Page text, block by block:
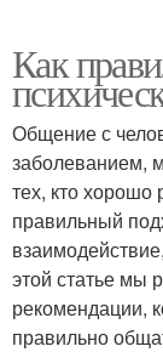
Как
Общение с
заболеванием,
тех, кто хорошо
правильный
этой статье мы
рекомендации,
правильно